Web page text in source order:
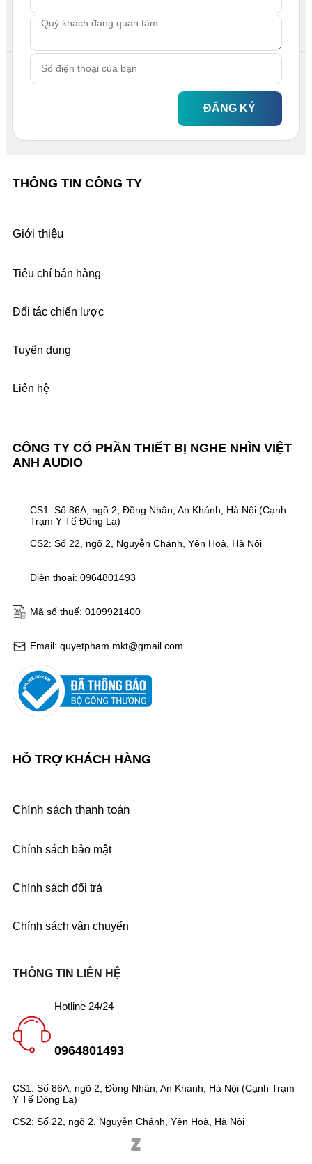
ĐĂNG KÝ
CÔNG TY CỔ PHẦN THIẾT BỊ NGHE NHÌN VIỆT
ANH AUDIO
Email: quyetpham.mkt@gmail.com
Mã số thuế: 0109921400
Điện thoại: 0964801493
CS1: Số 86A, ngõ 2, Đồng Nhân, An Khánh, Hà Nội (Cạnh
Trạm Y Tế Đông La)
CS2: Số 22, ngõ 2, Nguyễn Chánh, Yên Hoà, Hà Nội
THÔNG TIN CÔNG TY
Giới thiệu
Tiêu chí bán hàng
Đối tác chiến lược
Tuyển dụng
Liên hệ
HỖ TRỢ KHÁCH HÀNG
Chính sách thanh toán
Chính sách bảo mật
Chính sách đổi trả
Chính sách vận chuyển
CS1: Số 86A, ngõ 2, Đồng Nhân, An Khánh, Hà Nội (Cạnh Trạm
Y Tế Đông La)
CS2: Số 22, ngõ 2, Nguyễn Chánh, Yên Hoà, Hà Nội
THÔNG TIN LIÊN HỆ
Hotline 24/24
0964801493